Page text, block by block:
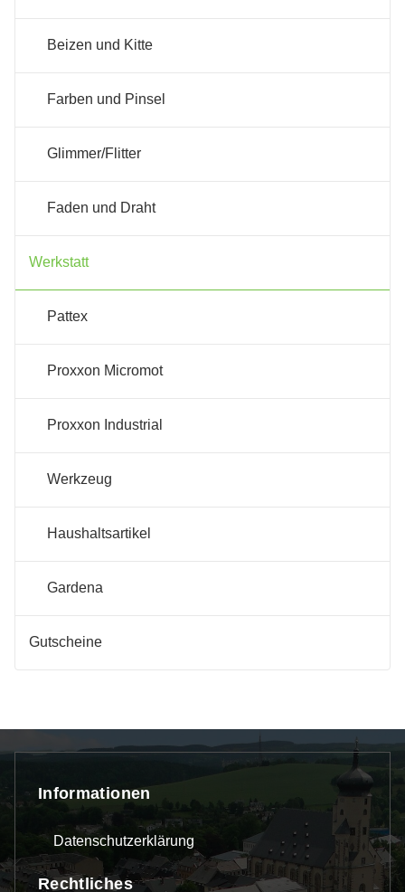
Beizen und Kitte
Farben und Pinsel
Glimmer/Flitter
Faden und Draht
Werkstatt
Pattex
Proxxon Micromot
Proxxon Industrial
Werkzeug
Haushaltsartikel
Gardena
Gutscheine
Informationen
Datenschutzerklärung
Rechtliches